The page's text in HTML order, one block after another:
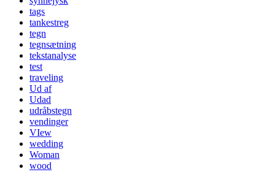
tags
tankestreg
tegn
tegnsætning
tekstanalyse
test
traveling
Ud af
Udad
udråbstegn
vendinger
VIew
wedding
Woman
wood